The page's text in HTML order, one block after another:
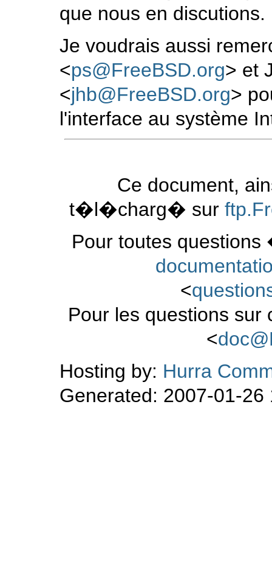
que nous en discutions.
Je voudrais aussi
<ps@FreeBSD.org> et
<jhb@FreeBSD.org>
l'interface au système
Ce document,
t�l�charg� sur
Pour toutes
<
Pour les questions sur
<
Hosting by: Hurra
Generated: 2007-01-26